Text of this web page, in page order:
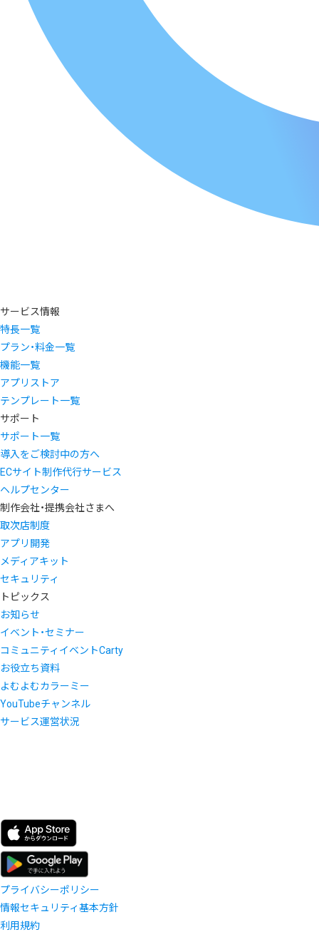
サービス情報
特長一覧
プラン・料金一覧
機能一覧
アプリストア
テンプレート一覧
サポート
サポート一覧
導入をご検討中の方へ
ECサイト制作代行サービス
ヘルプセンター
制作会社・提携会社さまへ
取次店制度
アプリ開発
メディアキット
セキュリティ
トピックス
お知らせ
イベント・セミナー
コミュニティイベントCarty
お役立ち資料
よむよむカラーミー
YouTubeチャンネル
サービス運営状況
プライバシーポリシー
情報セキュリティ基本方針
利用規約